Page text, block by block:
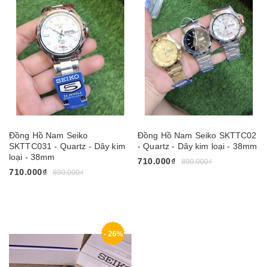
Đồng Hồ Nam Seiko
SKTTC031 - Quartz - Dây kim
loại - 38mm
710.000₫
890.000₫
Đồng Hồ Nam Seiko SKTTC02
- Quartz - Dây kim loại - 38mm
710.000₫
890.000₫
- 26%